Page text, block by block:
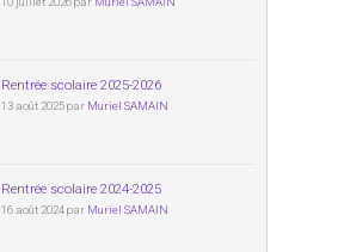
Rentrée scolaire 2025-2026
13 août 2025 par Muriel SAMAIN
Rentrée scolaire 2024-2025
16 août 2024 par Muriel SAMAIN